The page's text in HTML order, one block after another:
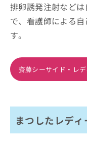
排卵誘発注射など
で、看護師による
す。
齋藤シーサイド・レ
まつしたレデ